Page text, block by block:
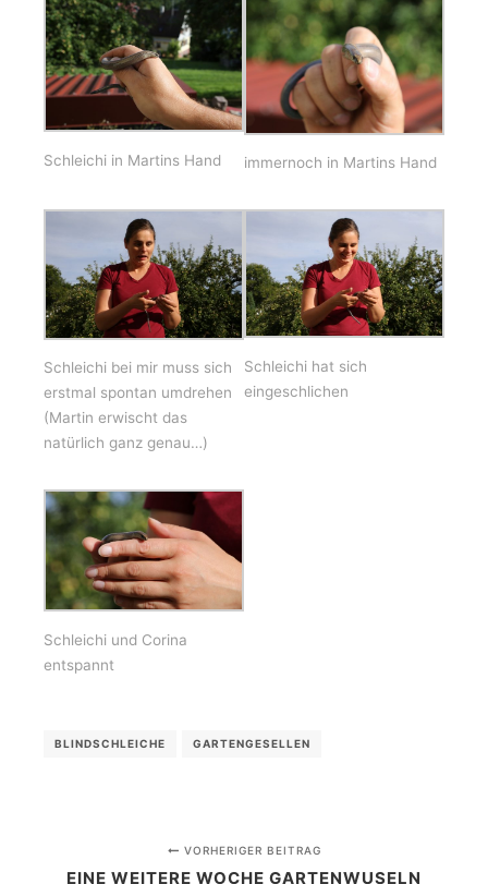
Schleichi in Martins Hand immernoch in Martins Hand
Schleichi bei mir muss sich
erstmal spontan umdrehen
(Martin erwischt das
natürlich ganz genau…)
Schleichi hat sich
eingeschlichen
Schleichi und Corina
entspannt
BLINDSCHLEICHE GARTENGESELLEN
VORHERIGER BEITRAG
EINE WEITERE WOCHE GARTENWUSELN